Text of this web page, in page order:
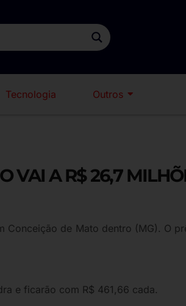
Tecnologia Outros
VAI A R$ 26,7
Conceição de Mato dentro (MG). O
e ficarão com R$ 461,66 cada.